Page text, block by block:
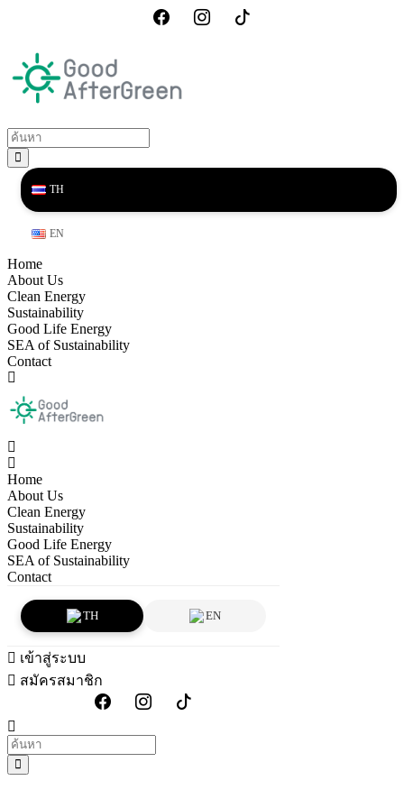
TH
EN
Home
About Us
Clean Energy
Sustainability
Good Life Energy
SEA of Sustainability
Contact
Home
About Us
Clean Energy
Sustainability
Good Life Energy
SEA of Sustainability
Contact
TH EN
เข้าสู่ระบบ
สมัครสมาชิก